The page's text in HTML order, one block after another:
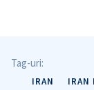
Tag-uri:
IRAN IRAN